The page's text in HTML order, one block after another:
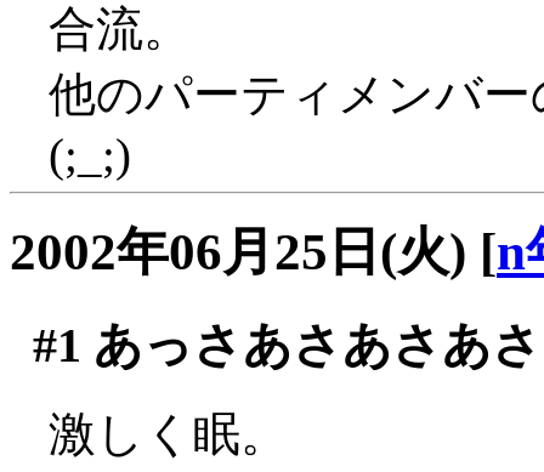
合流。
他のパーティメンバ
(;_;)
2002年06月25日(火) [n
#1 あっさあさあさあさ
激しく眠。